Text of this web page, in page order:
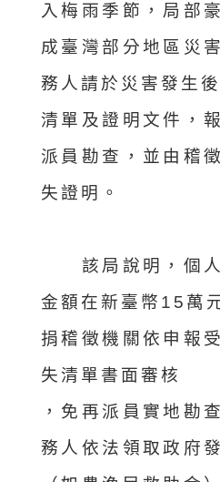
入梅雨季節，局部
成臺灣部分地區災
務人請於災害發生
清單及證明文件，
派員勘查，並由稽
失證明。
該局說明，個人
金額在新臺幣15萬
捐稽徵機關依申報
失清單書面審核
，免再派員實地勘
務人依法領取政府